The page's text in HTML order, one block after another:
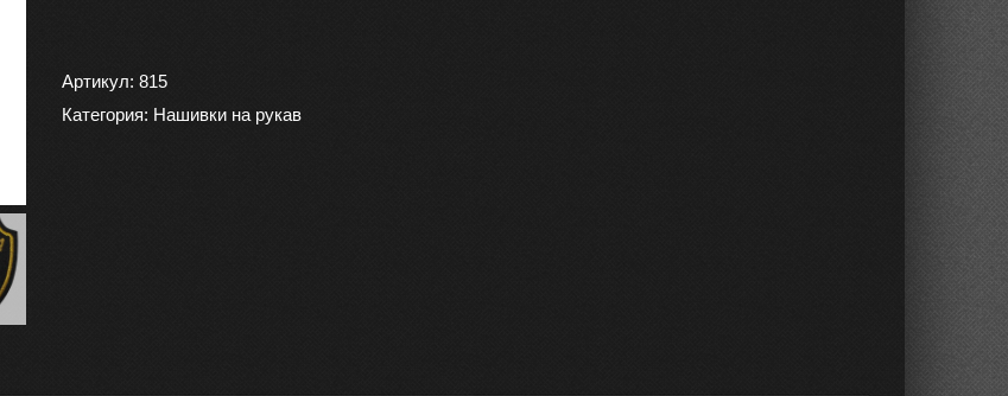
(
шеврон
Артикул: 815
Категория: Нашивки на рукав